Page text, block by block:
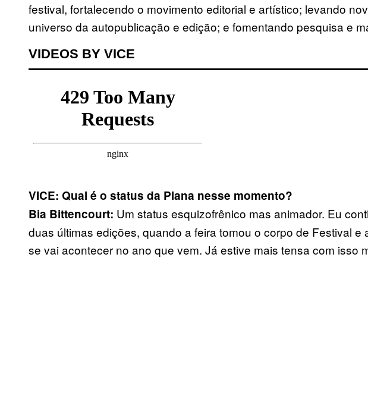
festival, fortalecendo o movimento editorial e artístico; levando
universo da autopublicação e edição; e fomentando pesquisa e
VIDEOS BY VICE
VICE: Qual é o status da Plana nesse momento?
Bia Bittencourt: Um status esquizofrênico mas animador. Eu
duas últimas edições, quando a feira tomou o corpo de Festival e
se vai acontecer no ano que vem. Já estive mais tensa com isso